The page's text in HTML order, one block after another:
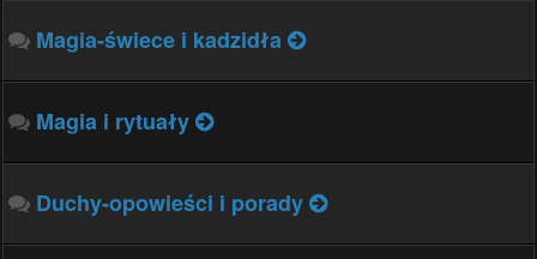
Magia-świece i kadzidła
Magia i rytuały
Duchy-opowieści i porady